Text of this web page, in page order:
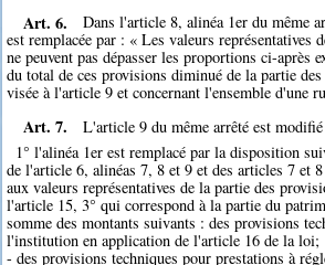
Art. 6.
Dans l'article 8, alinéa 1er du même
est remplacée par : « Les valeurs représentatives
ne peuvent pas dépasser les proportions ci-après
du total de ces provisions diminué de la partie
visée à l'article 9 et concernant l'ensemble d'une
Art. 7.
L'article 9 du même arrêté est
1° l'alinéa 1er est remplacé par la disposition
de l'article 6, alinéas 7, 8 et 9 et des articles 7 et
aux valeurs représentatives de la partie des
l'article 15, 3° qui correspond à la partie du
somme des montants suivants : des provisions
l'institution en application de l'article 16 de la loi;
- des provisions techniques pour prestations à